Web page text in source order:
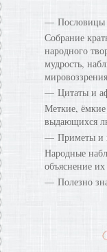
Пословицы
Собрание
народного
мудрость,
Цитаты и
Меткие,
выдающихся
Приметы и
Народные
объяснение
Полезно